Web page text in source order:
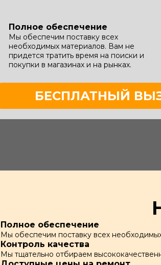
Полное обеспечение
Мы обеспечим поставку всех
необходимых материалов. Вам не
придется тратить время на поиски и
покупки в магазинах и на рынках.
БЕСПЛАТНЫЙ
Полное обеспечение
Мы обеспечим поставку всех
Контроль качества
Мы тщательно отбираем